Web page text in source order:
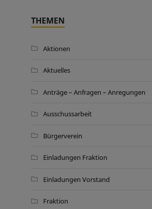
THEMEN
Aktionen
Aktuelles
Anträge – Anfragen – Anregungen
Ausschussarbeit
Bürgerverein
Einladungen Fraktion
Einladungen Vorstand
Fraktion